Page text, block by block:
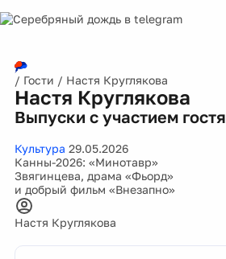
/ Гости / Настя Круглякова
Настя Круглякова
Выпуски с участием гостя
Культура 29.05.2026
Канны-2026: «Минотавр»
Звягинцева, драма «Фьорд»
и добрый фильм «Внезапно»
Настя Круглякова